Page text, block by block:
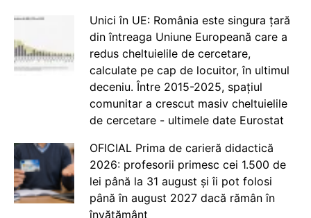
Unici în UE: România este singura țară
din întreaga Uniune Europeană care a
redus cheltuielile de cercetare,
calculate pe cap de locuitor, în ultimul
deceniu. Între 2015-2025, spațiul
comunitar a crescut masiv cheltuielile
de cercetare - ultimele date Eurostat
OFICIAL Prima de carieră didactică
2026: profesorii primesc cei 1.500 de
lei până la 31 august și îi pot folosi
până în august 2027 dacă rămân în
învățământ